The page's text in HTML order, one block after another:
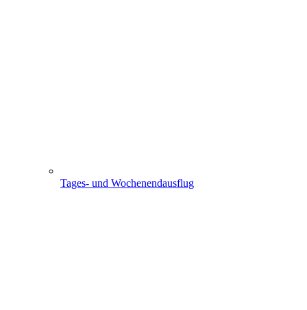
Tages- und Wochenendausflug